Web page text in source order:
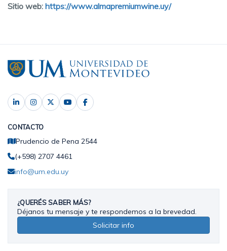
Sitio web: https://www.almapremiumwine.uy/
CONTACTO
Prudencio de Pena 2544
(+598) 2707 4461
info@um.edu.uy
¿QUERÉS SABER MÁS?
Déjanos tu mensaje y te respondemos a la brevedad.
Solicitar info